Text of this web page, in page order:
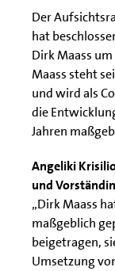
Der
hat
Dirk Maass
Maass steht
und wird als
die
Jahren
Angeliki
und
„Dirk Maass
maßgeblich
beigetragen,
Umsetzung